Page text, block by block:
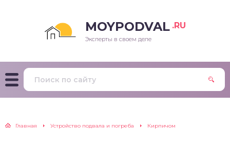
MOYPODVAL .RU
Эксперты в своем деле
Главная Устройство подвала и погреба Кирпичом